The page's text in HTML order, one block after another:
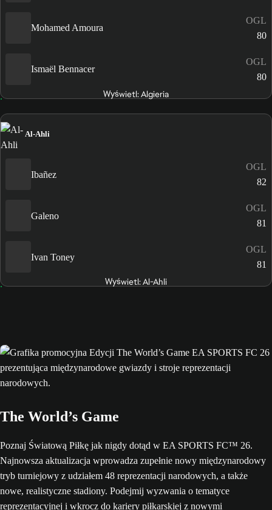
Mohamed Amoura
OGL
80
Ismaël Bennacer
OGL
80
Wyświetl: Algieria
Al-Ahli
Ibañez
OGL
82
Galeno
OGL
81
Ivan Toney
OGL
81
Wyświetl: Al-Ahli
The World’s Game
Poznaj Światową Piłkę jak nigdy dotąd w EA SPORTS FC™ 26.
Najnowsza aktualizacja wprowadza zupełnie nowy międzynarodowy
tryb turniejowy z udziałem 48 reprezentacji narodowych, a także
nowe, realistyczne stadiony. Podejmij wyzwania o tematyce
reprezentacyjnej i wkrocz do kariery piłkarskiej z nowymi